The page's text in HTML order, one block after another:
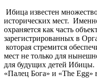
Ибица известен
исторических мест.
охраняется как часть
зарегистрированных в
которая стремится
мест не только для
для будущих детей
«Палец Бога» и «The